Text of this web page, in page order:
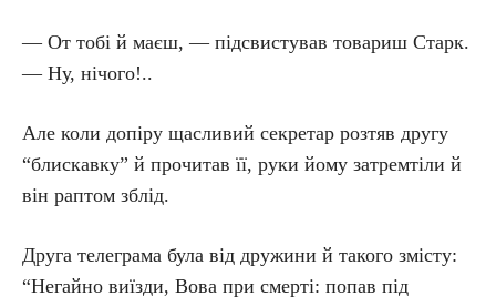
— От тобі й маєш, — підсвистував товариш Старк.
— Ну, нічого!..
Але коли допіру щасливий секретар розтяв другу
“блискавку” й прочитав її, руки йому затремтіли й
він раптом зблід.
Друга телеграма була від дружини й такого змісту:
“Негайно виїзди, Вова при смерті: попав під